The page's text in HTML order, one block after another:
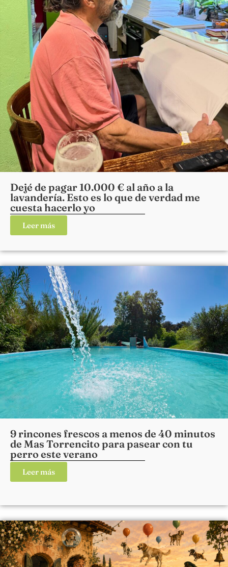
Dejé de pagar 10.000 € al año a la
lavandería. Esto es lo que de verdad me
cuesta hacerlo yo
Leer más
9 rincones frescos a menos de 40 minutos
de Mas Torrencito para pasear con tu
perro este verano
Leer más